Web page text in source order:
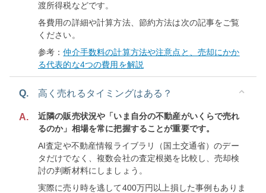
渡所得税などです。
各費用の詳細や計算方法、節約方法は次の記事をご覧
ください。
参考：仲介手数料の計算方法や注意点と、売却にかか
る代表的な4つの費用を解説
Q. 高く売れるタイミングはある？
A.
近隣の販売状況や「いま自分の不動産がいくらで売れ
るのか」相場を常に把握することが重要です。
AI査定や不動産情報ライブラリ（国土交通省）のデー
タだけでなく、複数会社の査定根拠を比較し、売却検
討の判断材料にしましょう。
実際に売り時を逃して400万円以上損した事例もありま